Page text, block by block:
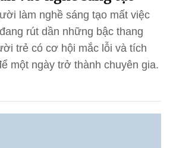
làm nghề sáng tạo mất việc
rút dần những bậc thang
trẻ có cơ hội mắc lỗi và tích
một ngày trở thành chuyên gia.